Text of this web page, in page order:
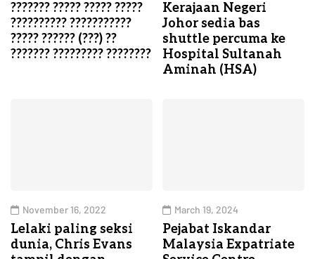
??????? ????? ????? ?????
?????????? ???????????
????? ?????? (???) ??
??????? ????????? ????????
Kerajaan Negeri
Johor sedia bas
shuttle percuma ke
Hospital Sultanah
Aminah (HSA)
November 16, 2022
Lelaki paling seksi
dunia, Chris Evans
March 19, 2024
Pejabat Iskandar
Malaysia Expatriate